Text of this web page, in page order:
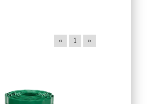
« 1 »